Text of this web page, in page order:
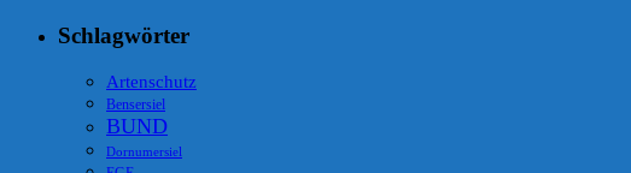
Schlagwörter
Artenschutz
Bensersiel
BUND
Dornumersiel